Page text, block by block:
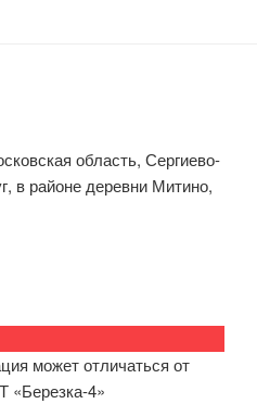
область, Сергиево-
в районе деревни Митино,
может отличаться от
«Березка-4»